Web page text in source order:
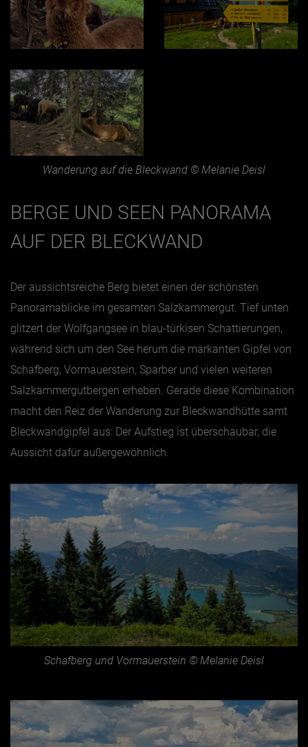
Wanderung auf die Bleckwand © Melanie Deisl
BERGE UND SEEN PANORAMA
AUF DER BLECKWAND
Der aussichtsreiche Berg bietet einen der schönsten
Panoramablicke im gesamten Salzkammergut. Tief unten
glitzert der Wolfgangsee in blau-türkisen Schattierungen,
während sich um den See herum die markanten Gipfel von
Schafberg, Vormauerstein, Sparber und vielen weiteren
Salzkammergutbergen erheben. Gerade diese Kombination
macht den Reiz der Wanderung zur Bleckwandhütte samt
Bleckwandgipfel aus: Der Aufstieg ist überschaubar, die
Aussicht dafür außergewöhnlich.
Schafberg und Vormauerstein © Melanie Deisl